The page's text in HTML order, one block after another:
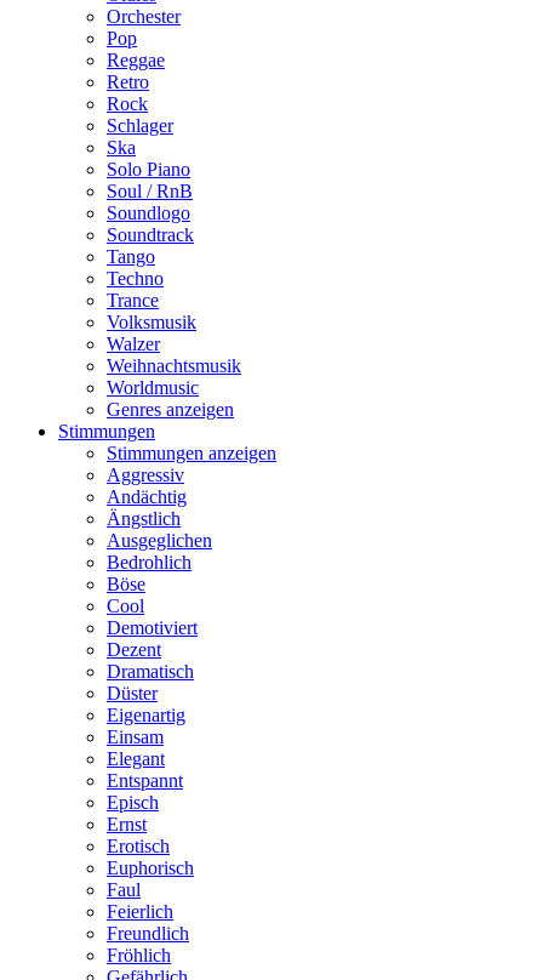
Orchester
Pop
Reggae
Retro
Rock
Schlager
Ska
Solo Piano
Soul / RnB
Soundlogo
Soundtrack
Tango
Techno
Trance
Volksmusik
Walzer
Weihnachtsmusik
Worldmusic
Genres anzeigen
Stimmungen
Stimmungen anzeigen
Aggressiv
Andächtig
Ängstlich
Ausgeglichen
Bedrohlich
Böse
Cool
Demotiviert
Dezent
Dramatisch
Düster
Eigenartig
Einsam
Elegant
Entspannt
Episch
Ernst
Erotisch
Euphorisch
Faul
Feierlich
Freundlich
Fröhlich